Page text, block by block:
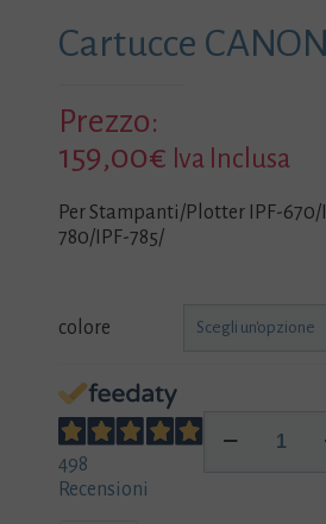
Cartucce
Prezzo:
159,00€ Iva Inclusa
Per Stampanti/Plotter IPF-
780/IPF-785/
colore
498
Recensioni
CANON